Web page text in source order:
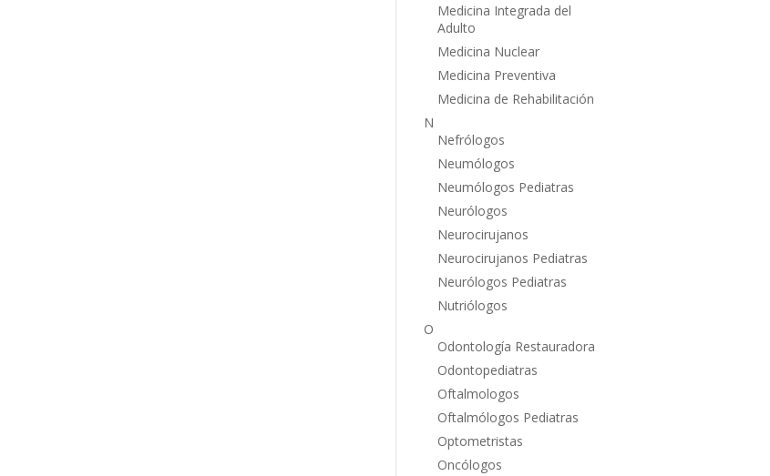
Medicina Integrada del
Adulto
Medicina Nuclear
Medicina Preventiva
Medicina de Rehabilitación
N
Nefrólogos
Neumólogos
Neumólogos Pediatras
Neurólogos
Neurocirujanos
Neurocirujanos Pediatras
Neurólogos Pediatras
Nutriólogos
O
Odontología Restauradora
Odontopediatras
Oftalmologos
Oftalmólogos Pediatras
Optometristas
Oncólogos